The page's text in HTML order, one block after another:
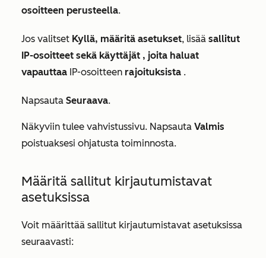
osoitteen perusteella.
Jos valitset Kyllä, määritä asetukset, lisää sallitut
IP-osoitteet sekä käyttäjät , joita haluat
vapauttaa IP-osoitteen rajoituksista .
Napsauta Seuraava.
Näkyviin tulee vahvistussivu. Napsauta Valmis
poistuaksesi ohjatusta toiminnosta.
Määritä sallitut kirjautumistavat
asetuksissa
Voit määrittää sallitut kirjautumistavat asetuksissa
seuraavasti: